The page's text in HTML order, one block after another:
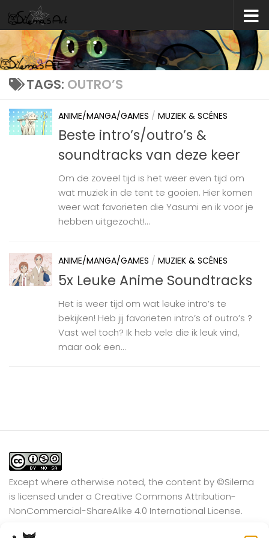
Skip to content
TAGS: OUTRO’S
ANIME/MANGA/GAMES / MUZIEK & SCÉNES
Beste intro’s/outro’s &
soundtracks van deze keer
Om de zoveel tijd is het weer even tijd om
wat muziek in de tent te gooien. Hier komen
weer wat favorieten die Yasumi en ik voor je
hebben uitgezocht!...
ANIME/MANGA/GAMES / MUZIEK & SCÉNES
5x Leuke Anime Soundtracks
Het is weer tijd om wat leuke intro’s te
bekijken! Heb jij favorieten intro’s of outro’s ?
Vast wel toch? Ik heb vele die ik leuk vind,
maar ook een...
Except where otherwise noted, the content by ©Silerna
is licensed under a Creative Commons Attribution-
NonCommercial-ShareAlike 4.0 International License.